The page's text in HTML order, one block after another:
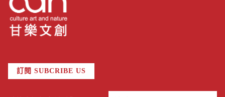
訂閱 SUBCRIBE US